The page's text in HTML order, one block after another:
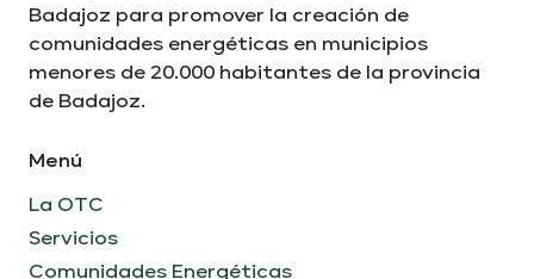
Badajoz para promover la creación de
comunidades energéticas en municipios
menores de 20.000 habitantes de la provincia
de Badajoz.
Menú
La OTC
Servicios
Comunidades Energéticas